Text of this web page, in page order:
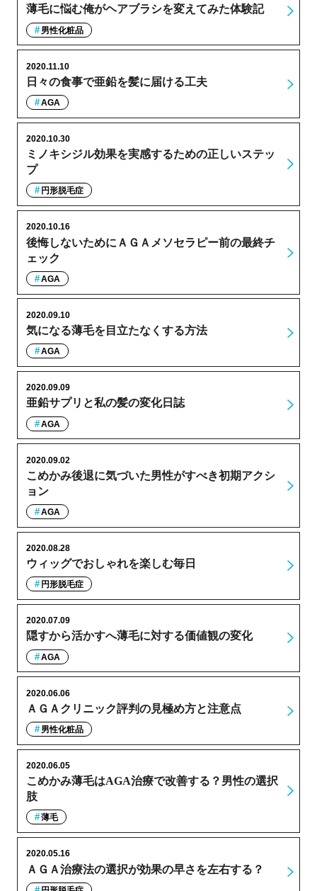
薄毛に悩む俺がヘアブラシを変えてみた体験記
男性化粧品
日々の食事で亜鉛を髪に届ける工夫
2020.11.10
AGA
ミノキシジル効果を実感するための正しいステッ
プ
2020.10.30
円形脱毛症
後悔しないためにＡＧＡメソセラピー前の最終チ
ェック
2020.10.16
AGA
気になる薄毛を目立たなくする方法
2020.09.10
AGA
亜鉛サプリと私の髪の変化日誌
2020.09.09
AGA
こめかみ後退に気づいた男性がすべき初期アクシ
ョン
2020.09.02
AGA
ウィッグでおしゃれを楽しむ毎日
2020.08.28
円形脱毛症
隠すから活かすへ薄毛に対する価値観の変化
2020.07.09
AGA
ＡＧＡクリニック評判の見極め方と注意点
2020.06.06
男性化粧品
こめかみ薄毛はAGA治療で改善する？男性の選択
肢
2020.06.05
薄毛
ＡＧＡ治療法の選択が効果の早さを左右する？
2020.05.16